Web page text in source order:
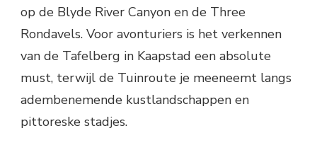
op de Blyde River Canyon en de Three
Rondavels. Voor avonturiers is het verkennen
van de Tafelberg in Kaapstad een absolute
must, terwijl de Tuinroute je meeneemt langs
adembenemende kustlandschappen en
pittoreske stadjes.